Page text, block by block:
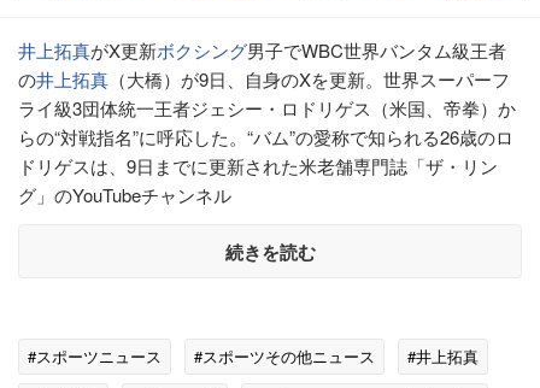
井上拓真がX更新ボクシング男子でWBC世界バンタム級王者
の井上拓真 （大橋）が9日、自身のXを更新。世界スーパーフ
ライ級3団体統一王者ジェシー・ロドリゲス（米国、帝拳）か
らの“対戦指名”に呼応した。“バム”の愛称で知られる26歳のロ
ドリゲスは、9日までに更新された米老舗専門誌「ザ・リン
グ」のYouTubeチャンネル
続きを読む
#スポーツニュース #スポーツその他ニュース
#井上拓真